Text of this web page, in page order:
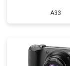
A33